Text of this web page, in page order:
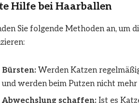
Hilfe bei Haarballen
Sie folgende Methoden an, um
Bürsten: Werden Katzen
und werden beim Putzen nicht
Abwechslung schaffen:Ist es